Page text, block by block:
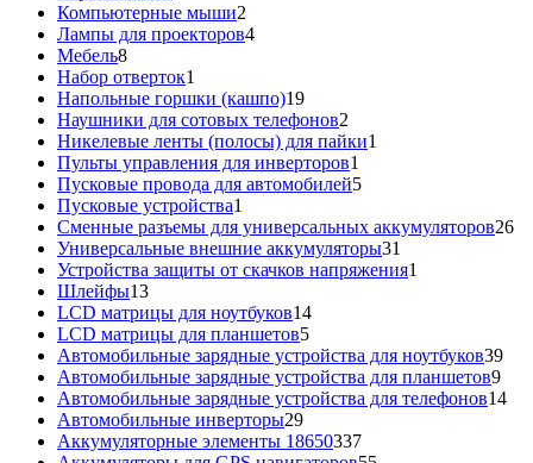
товаров
Компьютерные мыши2
товара
Лампы для проекторов44
Мебель88
товаров
Набор отверток1
товар
Напольные горшки (кашпо)1919
товаров
Наушники для сотовых телефонов2
товара
Никелевые ленты (полосы) для пайки1
Пульты управления для инверторов1
товар
Пусковые провода для автомобилей55
Пусковые устройства1
товар
Сменные разъемы для универсальных аккумуляторов2626
Универсальные внешние аккумуляторы31
товар
Устройства защиты от скачков напряжения1
Шлейфы1313
товаров
LCD матрицы для ноутбуков1414
LCD матрицы для планшетов55
товаров
Автомобильные зарядные устройства для ноутбуков3939
Автомобильные зарядные устройства для планшетов99
Автомобильные зарядные устройства для телефонов1414
Автомобильные инверторы2929
товаров
Аккумуляторные элементы 18650337337